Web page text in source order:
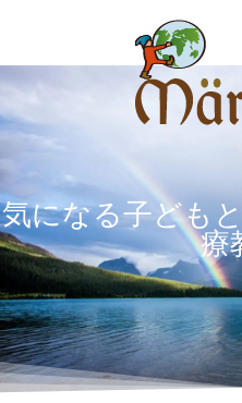
気になる子ども
療